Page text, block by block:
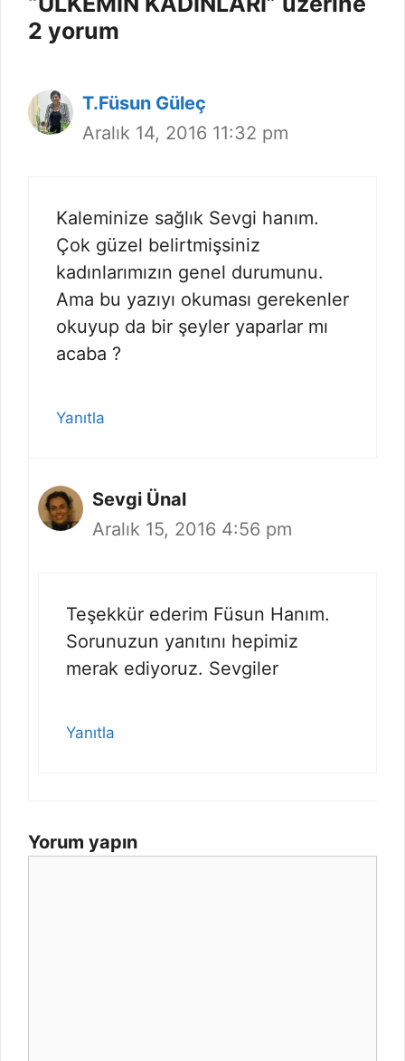
2 yorum
T.Füsun Güleç
Aralık 14, 2016 11:32 pm
Kaleminize sağlık Sevgi hanım.
Çok güzel belirtmişsiniz
kadınlarımızın genel durumunu.
Ama bu yazıyı okuması gerekenler
okuyup da bir şeyler yaparlar mı
acaba ?
Yanıtla
Sevgi Ünal
Aralık 15, 2016 4:56 pm
Teşekkür ederim Füsun Hanım.
Sorunuzun yanıtını hepimiz
merak ediyoruz. Sevgiler
Yanıtla
Yorum yapın